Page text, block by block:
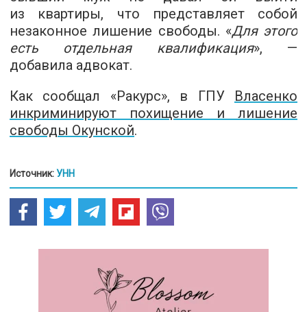
из квартиры, что представляет собой
незаконное лишение свободы. «Для этого
есть отдельная квалификация», —
добавила адвокат.
Как сообщал «Ракурс», в ГПУ Власенко
инкриминируют похищение и лишение
свободы Окунской.
Источник: УНН